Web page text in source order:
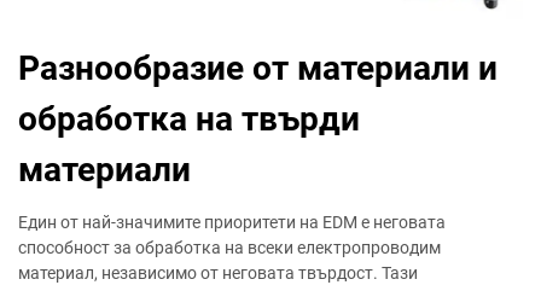
Разнообразие от материали и
обработка на твърди
материали
Един от най-значимите приоритети на EDM е неговата
способност за обработка на всеки електропроводим
материал, независимо от неговата твърдост. Тази